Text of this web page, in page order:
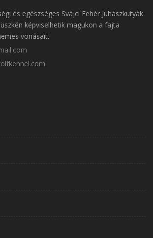
és egészséges Svájci Fehér Juhászkutyák
képviselhetik magukon a fajta
vonásait.